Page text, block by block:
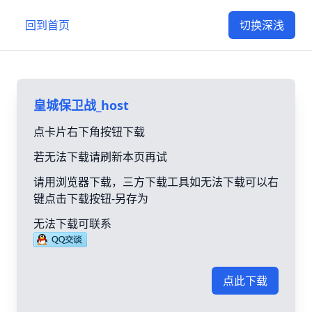
回到首页 切换深浅
皇城保卫战_host
点卡片右下角按钮下载
若无法下载请刷新本页再试
请用浏览器下载，三方下载工具如无法下载可以右
键点击下载按钮-另存为
无法下载可联系
点此下载